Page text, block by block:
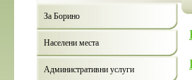
За Борино
Населени места
Административни услуги